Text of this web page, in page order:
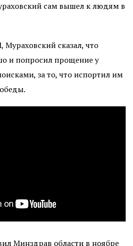
сам вышел к людям в
сказал, что
и попросил прощение у
за то, что испортил им
Минздрав области в ноябре